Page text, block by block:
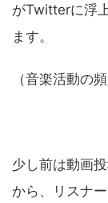
がTwitterに浮
ます。
（音楽活動の
少し前は動画
から、リスナ